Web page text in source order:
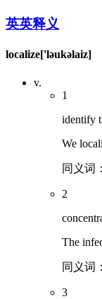
英英释义
localize['ləukəlaiz]
v.
1
identify
We
同义词
2
The
同义词
3